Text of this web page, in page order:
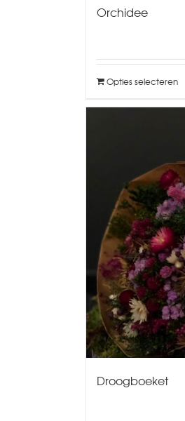
Orchidee
Opties selecteren
Droogboeket